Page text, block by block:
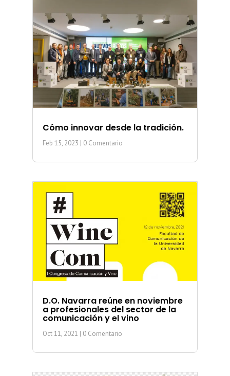
Cómo innovar desde la tradición.
Feb 15, 2023 | 0 Comentario
D.O. Navarra reúne en noviembre
a profesionales del sector de la
comunicación y el vino
Oct 11, 2021 | 0 Comentario